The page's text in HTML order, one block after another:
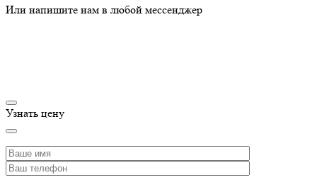
Или напишите нам в любой мессенджер
Узнать цену